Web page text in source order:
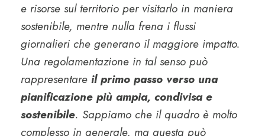
e risorse sul territorio per visitarlo in maniera
sostenibile, mentre nulla frena i flussi
giornalieri che generano il maggiore impatto.
Una regolamentazione in tal senso può
rappresentare il primo passo verso una
pianificazione più ampia, condivisa e
sostenibile. Sappiamo che il quadro è molto
complesso in generale, ma questa può